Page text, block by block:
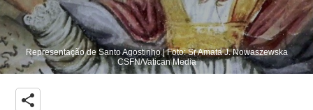
Representação de Santo Agostinho | Foto: Sr Amata J. Nowaszewska
CSFN/Vatican Media
share